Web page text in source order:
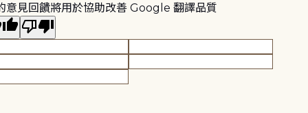
意見回饋將用於協助改善 Google 翻譯品質